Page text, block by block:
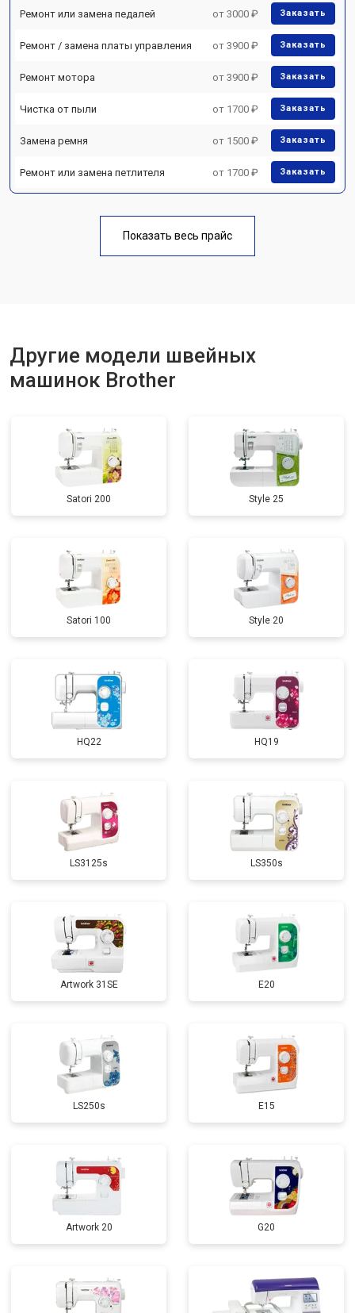
Ремонт или замена педалей от 3000 ₽ Заказать
Ремонт / замена платы управления от 3900 ₽ Заказать
Ремонт мотора от 3900 ₽ Заказать
Чистка от пыли от 1700 ₽ Заказать
Замена ремня от 1500 ₽ Заказать
Ремонт или замена петлителя от 1700 ₽ Заказать
Показать весь прайс
Другие модели швейных
машинок Brother
Satori 200 Style 25
Satori 100 Style 20
HQ22 HQ19
LS3125s LS350s
Artwork 31SE E20
LS250s E15
Artwork 20 G20